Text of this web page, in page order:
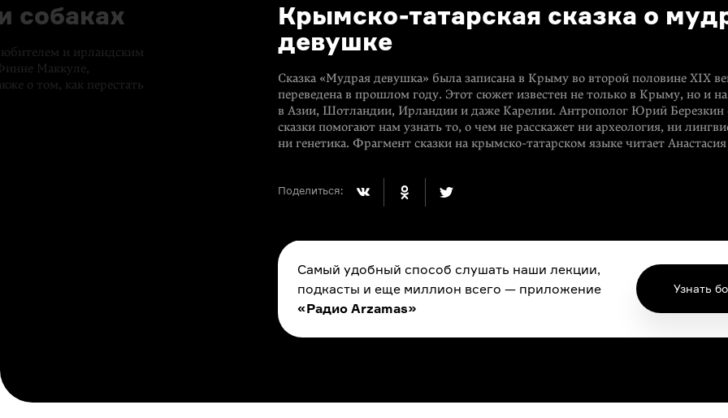
собаках
и ирландским
Маккуле,
о том, как перестать
Крымско-татарская сказка о
девушке
Сказка «Мудрая девушка» была записана в Крыму во второй половине XIX
переведена в прошлом году. Этот сюжет известен не только в Крыму, но и на
в Азии, Шотландии, Ирландии и даже Карелии. Антрополог Юрий Березкин
сказки помогают нам узнать то, о чем не расскажет ни археология, ни
ни генетика. Фрагмент сказки на крымско-татарском языке читает
Поделиться:
Самый удобный способ слушать наши лекции,
подкасты и еще миллион всего — приложение
«Радио Arzamas»
Узнать